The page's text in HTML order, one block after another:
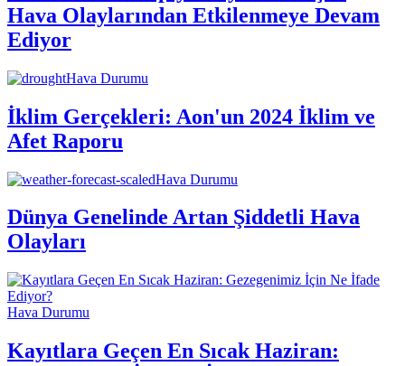
Hava Olaylarından Etkilenmeye Devam
Ediyor
Hava Durumu
İklim Gerçekleri: Aon'un 2024 İklim ve
Afet Raporu
Hava Durumu
Dünya Genelinde Artan Şiddetli Hava
Olayları
Hava Durumu
Kayıtlara Geçen En Sıcak Haziran: